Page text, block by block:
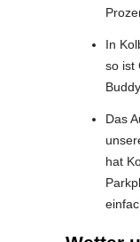
In
so ist
Das
hat